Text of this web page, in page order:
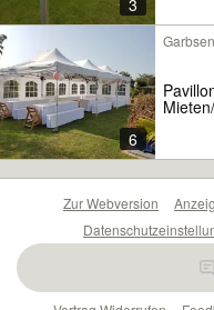
3
6
Garbsen
Zur Webversion